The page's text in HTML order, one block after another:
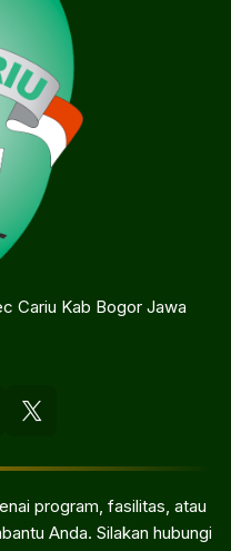
Cariu Kab Bogor Jawa
program, fasilitas, atau
Anda. Silakan hubungi